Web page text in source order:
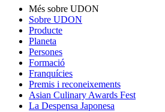
Més sobre UDON
Sobre UDON
Producte
Planeta
Persones
Formació
Franquícies
Premis i reconeixements
Asian Culinary Awards Fest
La Despensa Japonesa